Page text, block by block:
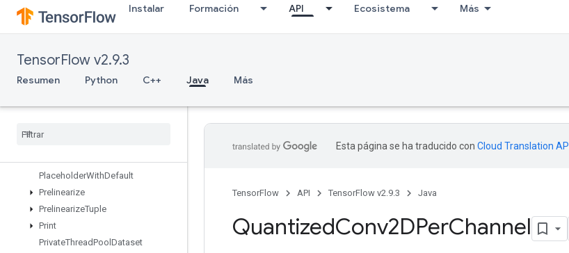
Instalar Formación API Ecosistema Más
TensorFlow v2.9.3
Resumen Python C++ Java Más
OutfeedEnqueue
OutfeedEnqueueTuple
ParallelBatchDataset
ParallelConcat
ParseExampleDatasetV2
PlaceholderWithDefault
Prelinearize
PrelinearizeTuple
Print
PrivateThreadPool Dataset
Esta página se ha traducido con Cloud Translation API
TensorFlow API TensorFlow v2.9.3 Java
QuantizedConv2DPerChannel